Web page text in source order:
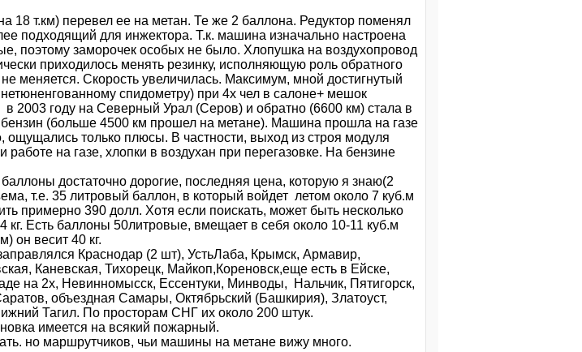
18 т.км) перевел ее на метан. Те же 2 баллона. Редуктор поменял
подходящий для инжектора. Т.к. машина изначально настроена
поэтому заморочек особых не было. Хлопушка на воздухопровод
приходилось менять резинку, исполняющую роль обратного
меняется. Скорость увеличилась. Максимум, мной достигнутый
спидометру) при 4х чел в салоне+ мешок
в 2003 году на Северный Урал (Серов) и обратно (6600 км) стала в
бензин (больше 4500 км прошел на метане). Машина прошла на газе
только плюсы. В частности, выход из строя модуля
на газе, хлопки в воздухан при перегазовке. На бензине
достаточно дорогие, последняя цена, которую я знаю(2
т.е. 35 литровый баллон, в который войдет летом около 7 куб.м
примерно 390 долл. Хотя если поискать, может быть несколько
кг. Есть баллоны 50литровые, вмещает в себя около 10-11 куб.м
он весит 40 кг.
Краснодар (2 шт), УстьЛаба, Крымск, Армавир,
Каневская, Тихорецк, Майкоп,Кореновск,еще есть в Ейске,
на 2х, Невинномысск, Ессентуки, Минводы, Нальчик, Пятигорск,
объездная Самары, Октябрьский (Башкирия), Златоуст,
Тагил. По просторам СНГ их около 200 штук.
имеется на всякий пожарный.
но маршрутчиков, чьи машины на метане вижу много.